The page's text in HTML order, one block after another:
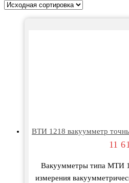
ВТИ 1218 вакуумметр
11
Вакуумметры типа МТИ
измерения